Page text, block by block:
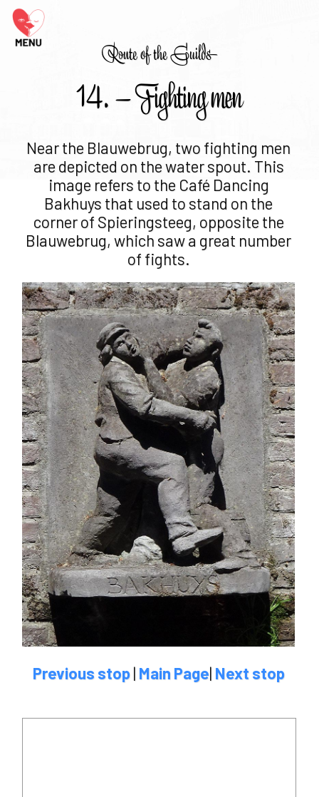
Route of the Guilds
14. – Fighting men
Near the Blauwebrug, two fighting men
are depicted on the water spout. This
image refers to the Café Dancing
Bakhuys that used to stand on the
corner of Spieringsteeg, opposite the
Blauwebrug, which saw a great number
of fights.
Previous stop| Main Page| Next stop